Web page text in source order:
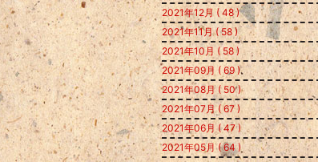
2021年12月 ( 48 )
2021年11月 ( 58 )
2021年10月 ( 58 )
2021年09月 ( 69 )
2021年08月 ( 50 )
2021年07月 ( 67 )
2021年06月 ( 47 )
2021年05月 ( 64 )